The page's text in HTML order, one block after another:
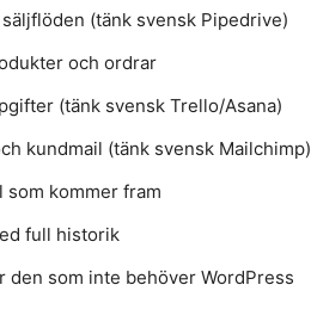
(tänk svensk Pipedrive)
och ordrar
(tänk svensk Trello/Asana)
kundmail (tänk svensk Mailchimp)
som kommer fram
full historik
den som inte behöver WordPress